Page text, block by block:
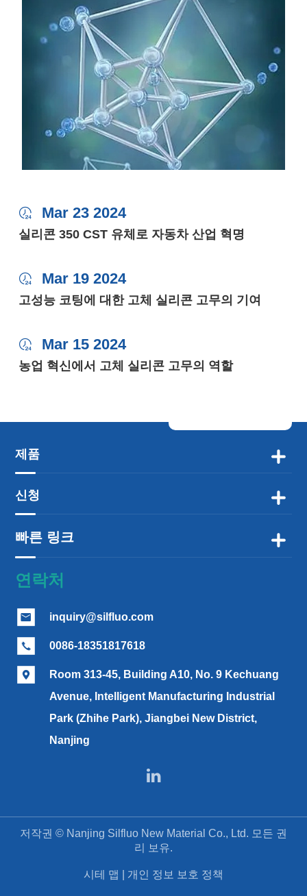
 Mar 23 2024
실리콘 350 CST 유체로 자동차 산업 혁명
 Mar 19 2024
고성능 코팅에 대한 고체 실리콘 고무의 기여
 Mar 15 2024
농업 혁신에서 고체 실리콘 고무의 역할
제품 
신청 
빠른 링크 
연락처
 inquiry@silfluo.com
 0086-18351817618

Room 313-45, Building A10, No. 9 Kechuang
Avenue, Intelligent Manufacturing Industrial
Park (Zhihe Park), Jiangbei New District,
Nanjing

저작권 © Nanjing Silfluo New Material Co., Ltd. 모든 권
리 보유.
시테 맵 개인 정보 보호 정책